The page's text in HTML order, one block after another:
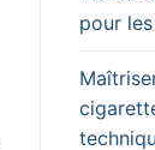
pour